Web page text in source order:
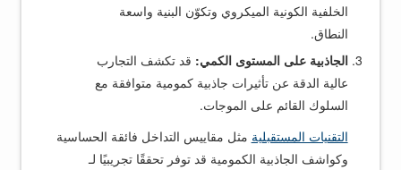
الخلفية الكونية الميكروي وتكوّن البنية واسعة
النطاق.
الجاذبية على المستوى الكمي: قد تكشف التجارب
عالية الدقة عن تأثيرات جاذبية كمومية متوافقة مع
السلوك القائم على الموجات.
التقنيات المستقبلية مثل مقاييس التداخل فائقة الحساسية
وكواشف الجاذبية الكمومية قد توفر تحققًا تجريبيًا لـ